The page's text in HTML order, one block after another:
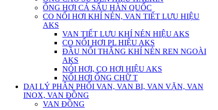
ỐNG HƠI CÁ SẤU HÀN QUỐC
CO NỐI HƠI KHÍ NÉN, VAN TIẾT LƯU HIỆU
AKS
VAN TIẾT LƯU KHÍ NÉN HIỆU AKS
CO NỐI HƠI PL HIỆU AKS
ĐẦU NỐI THẲNG KHÍ NÉN REN NGOÀI
AKS
NÓI HƠI, CO HƠI HIỆU AKS
NỐI HƠI ỐNG CHỮ T
DẠI LÝ PHÂN PHỐI VAN, VAN BI, VAN VẶN, VAN
INOX, VAN ĐỒNG
VAN ĐỒNG